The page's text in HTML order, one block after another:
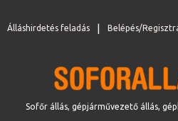
Belépés/
Álláshirdetés feladás
Sofőr állás, gépjárművezető állás,